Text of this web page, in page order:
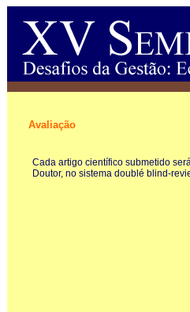
Avaliação
Cada artigo científico submetido
Doutor, no sistema doublé blind-